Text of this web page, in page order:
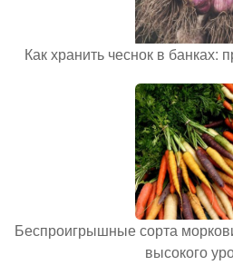
Как хранить чеснок в банках:
Беспроигрышные сорта
высокого